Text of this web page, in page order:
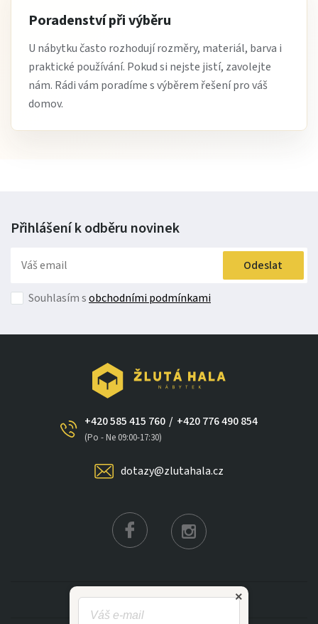
Poradenství při výběru
U nábytku často rozhodují rozměry, materiál, barva i
praktické používání. Pokud si nejste jistí, zavolejte
nám. Rádi vám poradíme s výběrem řešení pro váš
domov.
Přihlášení k odběru novinek
Odeslat
Souhlasím sobchodními podmínkami
+420 585 415 760
(Po - Ne 09:00-17:30)
/ +420 776 490 854
dotazy@zlutahala.cz
KATEGORIE